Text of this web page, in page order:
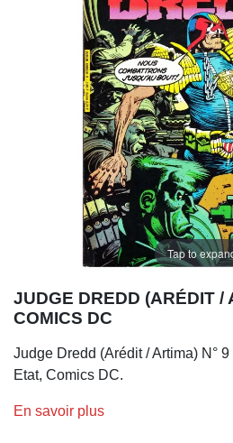
Tap to
JUDGE DREDD (ARÉDIT /
COMICS DC
Judge Dredd (Arédit / Artima) N°
Etat, Comics DC.
En savoir plus